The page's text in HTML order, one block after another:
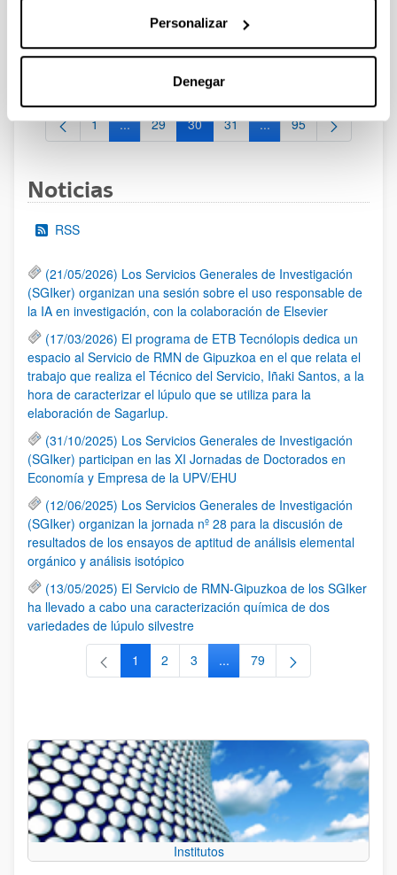
Personalizar
Denegar
29/02/2024 Propuesta de Adjudicación de la Beca. 14/02/2024
Se ha publicado la Relación de solicitudes presentadas que
pasan a fase de valoración.22/01/2024-Se ha publicado la
Página
1 ...Páginas intermedias Use TAB para desplazarse.
Página
29 Página
30 Página
31 ...Páginas intermedias
Página
95
Noticias
RSS
(21/05/2026) Los Servicios Generales de Investigación
(SGIker) organizan una sesión sobre el uso responsable de
la IA en investigación, con la colaboración de Elsevier
(17/03/2026) El programa de ETB Tecnólopis dedica un
espacio al Servicio de RMN de Gipuzkoa en el que relata el
trabajo que realiza el Técnico del Servicio, Iñaki Santos, a la
hora de caracterizar el lúpulo que se utiliza para la
elaboración de Sagarlup.
(31/10/2025) Los Servicios Generales de Investigación
(SGIker) participan en las XI Jornadas de Doctorados en
Economía y Empresa de la UPV/EHU
(12/06/2025) Los Servicios Generales de Investigación
(SGIker) organizan la jornada nº 28 para la discusión de
resultados de los ensayos de aptitud de análisis elemental
orgánico y análisis isotópico
(13/05/2025) El Servicio de RMN-Gipuzkoa de los SGIker
ha llevado a cabo una caracterización química de dos
variedades de lúpulo silvestre
Página
1 Página
2 Página
3 ...Páginas intermedias Use TAB
Página
79
Institutos